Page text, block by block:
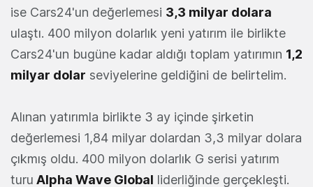
ise Cars24'un değerlemesi 3,3 milyar dolara
ulaştı. 400 milyon dolarlık yeni yatırım ile birlikte
Cars24'un bugüne kadar aldığı toplam yatırımın 1,2
milyar dolar seviyelerine geldiğini de belirtelim.
Alınan yatırımla birlikte 3 ay içinde şirketin
değerlemesi 1,84 milyar dolardan 3,3 milyar dolara
çıkmış oldu. 400 milyon dolarlık G serisi yatırım
turu Alpha Wave Global liderliğinde gerçekleşti.